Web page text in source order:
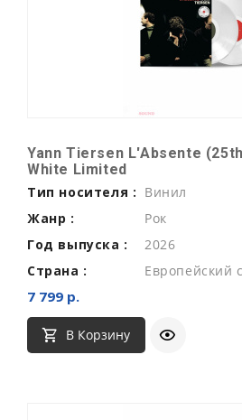
Yann Tiersen L'Absente
White Limited
Тип носителя : Винил
Жанр :
Рок
Год выпуска :
2026
Страна :
Европейский
7 799 р.
В Корзину